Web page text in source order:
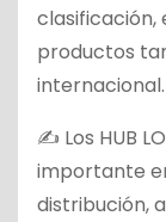
clasificación,
productos
internacional.
✍ Los HUB
importante
distribución,